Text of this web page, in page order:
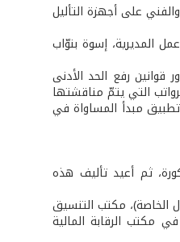
على أجهزة التأليل
المديرية، إسوة بنوّاب
رفع الحد الأدنى
التي يتمّ مناقشتها
مبدأ المساواة في
المذكورة، ثم أعيد تأليف هذه
الأموال الخاصة)، مكتب التنسيق
في مكتب الرقابة المالية